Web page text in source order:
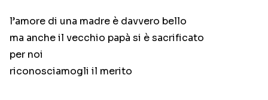
l’amore di una madre è davvero bello
ma anche il vecchio papà si è sacrificato
per noi
riconosciamogli il merito